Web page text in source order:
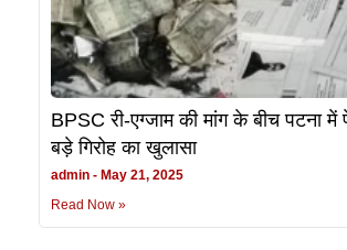
BPSC री-एग्जाम की मांग के बीच पटना
बड़े गिरोह का खुलासा
admin
May 21, 2025
Read Now »